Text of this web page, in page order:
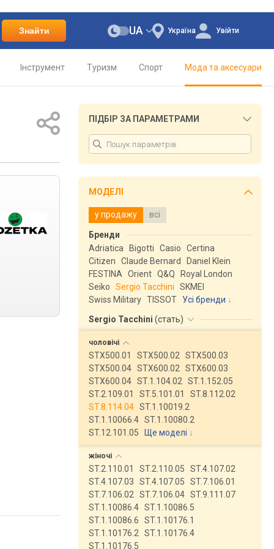
Знайти Україна
UA Увійти
Інструмент Туризм Спорт Мода та аксесуари
ПІДБІР ЗА ПАРАМЕТРАМИ
МОДЕЛІ
у продажу всі
Бренди
Adriatica
Bigotti Casio
Certina
Citizen
Claude Bernard
Daniel Klein
FESTINA
Orient Q&Q
Royal London
Seiko
Sergio Tacchini
SKMEI
Swiss Military TISSOT
Усі бренди
Sergio Tacchini (стать)
чоловічі
STX500.01 STX500.02
STX500.03
STX500.04 STX600.02
STX600.03
STX600.04 ST.1.104.02
ST.1.152.05
ST.2.109.01
ST.5.101.01
ST.8.112.02
ST.8.114.04 ST.1.10019.2
ST.1.10066.4 ST.1.10080.2
ST.12.101.05
Ще моделі ↓
жіночі
ST.2.110.01 ST.2.110.05
ST.4.107.02
ST.4.107.03
ST.4.107.05
ST.7.106.01
ST.7.106.02
ST.7.106.04 ST.9.111.07
ST.1.10086.4 ST.1.10086.5
ST.1.10086.6
ST.1.10176.1
ST.1.10176.2
ST.1.10176.4
ST.1.10176.5